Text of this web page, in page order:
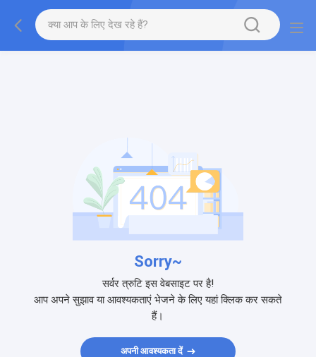
Sorry~
सर्वर त्रुटि इस वेबसाइट पर है!
आप अपने सुझाव या आवश्यकताएं भेजने के लिए यहां क्लिक कर सकते
हैं।
अपनी आवश्यकता दें